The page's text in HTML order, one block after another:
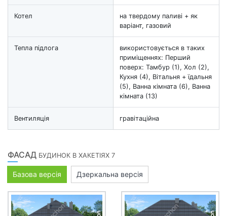
Котел
на твердому паливі + як
варіант, газовий
Тепла підлога
використовується в таких
приміщеннях: Перший
поверх: Тамбур (1), Хол (2),
Кухня (4), Вітальня + їдальня
(5), Ванна кімната (6), Ванна
кімната (13)
Вентиляція гравітаційна
ФАСАД БУДИНОК В ХАКЕТІЯХ 7
Базова версія Дзеркальна версія